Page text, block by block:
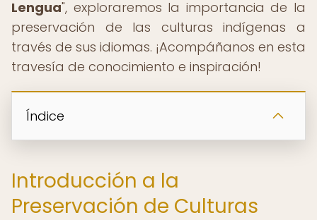
Lengua", exploraremos la importancia de la
preservación de las culturas indígenas a
través de sus idiomas. ¡Acompáñanos en esta
travesía de conocimiento e inspiración!
Índice
Introducción a la
Preservación de Culturas